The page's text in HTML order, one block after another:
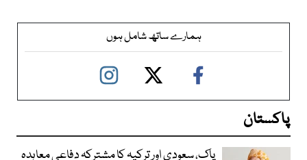
ہمارے ساتھ شامل ہوں
پاکستان
پاک، سعودی اور ترکیہ کا مشترکہ دفاعی معاہدہ